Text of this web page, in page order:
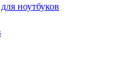
ноутбуков